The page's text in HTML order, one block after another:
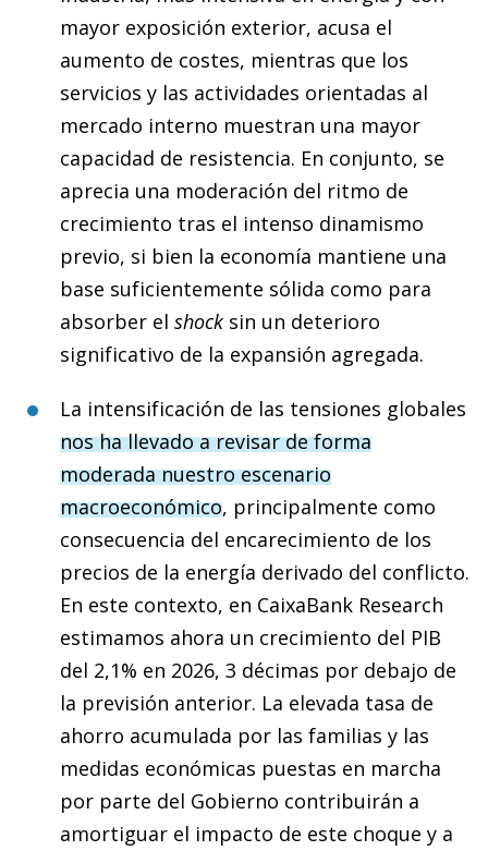
mayor exposición exterior, acusa el
aumento de costes, mientras que los
servicios y las actividades orientadas al
mercado interno muestran una mayor
capacidad de resistencia. En conjunto, se
aprecia una moderación del ritmo de
crecimiento tras el intenso dinamismo
previo, si bien la economía mantiene una
base suficientemente sólida como para
absorber el shock sin un deterioro
significativo de la expansión agregada.
La intensificación de las tensiones globales
nos ha llevado a revisar de forma
moderada nuestro escenario
macroeconómico, principalmente como
consecuencia del encarecimiento de los
precios de la energía derivado del conflicto.
En este contexto, en CaixaBank Research
estimamos ahora un crecimiento del PIB
del 2,1% en 2026, 3 décimas por debajo de
la previsión anterior. La elevada tasa de
ahorro acumulada por las familias y las
medidas económicas puestas en marcha
por parte del Gobierno contribuirán a
amortiguar el impacto de este choque y a